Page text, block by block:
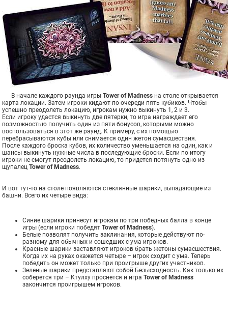
В начале каждого раунда игрыTower of Madness на столе открывается
карта локации. Затем игроки кидают по очереди пять кубиков. Чтобы
успешно преодолеть локацию, игрокам нужно выкинуть 1, 2 и 3.
Если игроку удастся выкинуть две пятерки, то игра награждает его
возможностью получить один из пяти бонусов, которыми можно
воспользоваться в этот же раунд. К примеру, с их помощью
перебрасываются кубы или снимается один жетон сумасшествия.
После каждого броска кубов, их количество уменьшается на один, как и
шансы выкинуть нужные числа в последующие броски. Если по итогу
игроки не смогут преодолеть локацию, то придется потянуть одно из
щупалецTower of Madness.
И вот тут-то на столе появляются стеклянные шарики, выпадающие из
башни. Всего их четыре вида:
Синие шарики принесут игрокам по три победных балла в конце
игры (если игроки победятTower of Madness).
Белые позволят получить заклинания, которые действуют по-
разному для обычных и сошедших с ума игроков.
Красные шарики заставляют игроков брать жетоны сумасшествия.
Когда их на руках окажется четыре – игрок сходит с ума. Теперь
победить он может только при проигрыше других участников.
Зеленые шарики представляют собой Безысходность. Как только их
соберется три – Ктулху проснется и игра Tower of Madness
закончится проигрышем игроков.